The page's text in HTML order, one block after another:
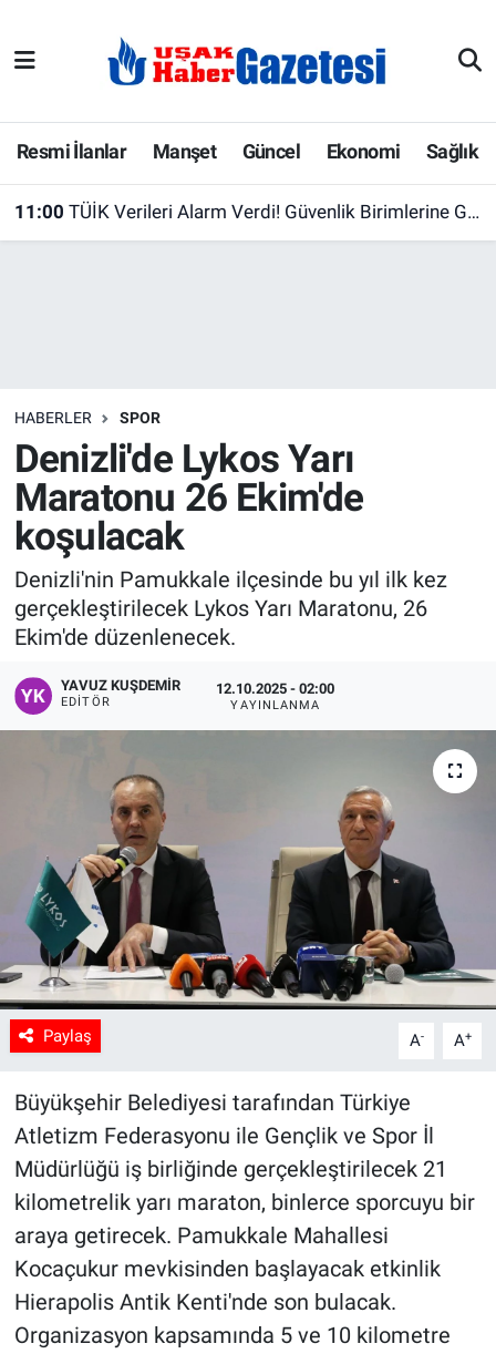
Resmi İlanlar Manşet Güncel Ekonomi Sağlık
11:00 TÜİK Verileri Alarm Verdi! Güvenlik Birimlerine Gelen Çocuk Sayısı 610 Bine Yaklaştı
HABERLER SPOR
Denizli'de Lykos Yarı
Maratonu 26 Ekim'de
koşulacak
Denizli'nin Pamukkale ilçesinde bu yıl ilk kez
gerçekleştirilecek Lykos Yarı Maratonu, 26
Ekim'de düzenlenecek.
YAVUZ KUŞDEMIR
EDITÖR
12.10.2025 - 02:00
YAYINLANMA
Paylaş A- A+
Büyükşehir Belediyesi tarafından Türkiye
Atletizm Federasyonu ile Gençlik ve Spor İl
Müdürlüğü iş birliğinde gerçekleştirilecek 21
kilometrelik yarı maraton, binlerce sporcuyu bir
araya getirecek. Pamukkale Mahallesi
Kocaçukur mevkisinden başlayacak etkinlik
Hierapolis Antik Kenti'nde son bulacak.
Organizasyon kapsamında 5 ve 10 kilometre
E-Gazete
Ekonomi
Gazete İlanları
Köşe Yazarları
Kültür Sanat
Manşet
Resmi İlanlar
Sağlık
Son Dakika
Uşak Haberleri
Uşak Hava Durumu
Uşak Trafik Yoğunluk Haritası
Süper Lig Puan Durumu ve Fikstür